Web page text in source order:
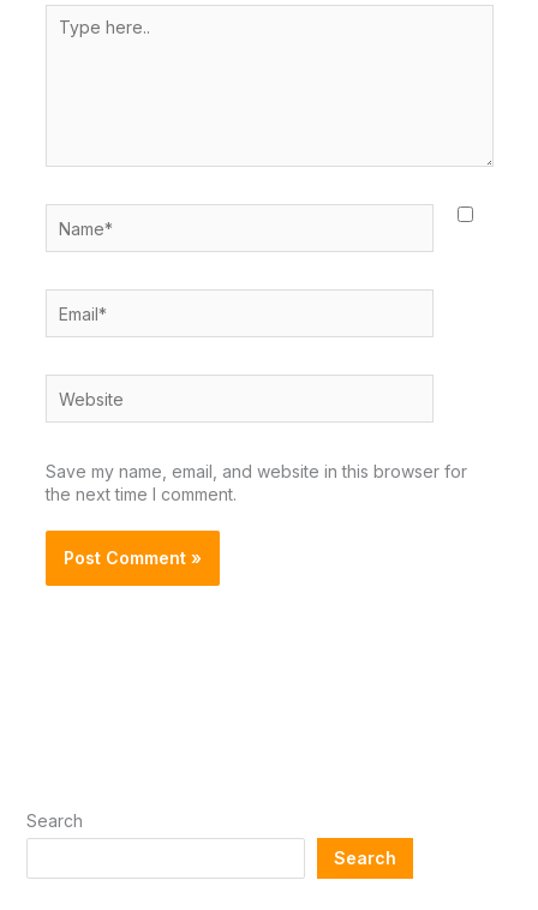
Type
here..
Save my name, email, and website in this browser for
the next time I comment.
Search
Search